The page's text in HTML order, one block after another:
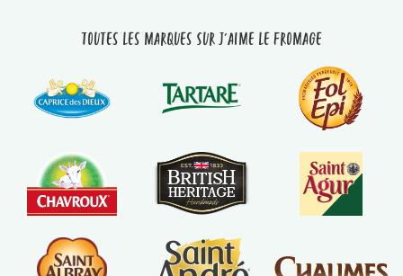
Toutes les marques sur J'aime le fromage